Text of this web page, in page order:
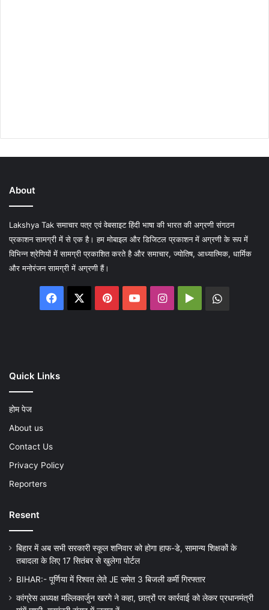
About
Lakshya Tak समाचार पत्र एवं वेबसाइट हिंदी भाषा की भारत की अग्रणी संगठन
प्रकाशन सामग्री में से एक है। हम मोबाइल और डिजिटल प्रकाशन में अग्रणी के रूप में
विभिन्न श्रेणियों में सामग्री प्रकाशित करते है और समाचार, ज्योतिष, आध्यात्मिक, धार्मिक
और मनोरंजन सामग्री में अग्रणी हैं।
Facebook PinterestYouTubeInstagram
Google
Quick Links
होम पेज
About us
Contact Us
Privacy Policy
Reporters
Resent
बिहार में अब सभी सरकारी स्कूल शनिवार को होगा हाफ-डे, सामान्य शिक्षकों के
तबादला के लिए 17 सितंबर से खुलेगा पोर्टल
BIHAR:- पूर्णिया में रिश्वत लेते JE समेत 3 बिजली कर्मी गिरफ्तार
कांग्रेस अध्यक्ष मल्लिकार्जुन खरगे ने कहा, छात्रों पर कार्रवाई को लेकर प्रधानमंत्री